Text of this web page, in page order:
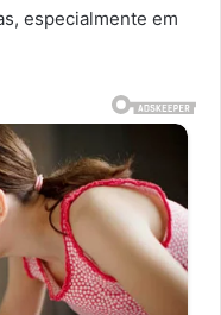
especialmente em